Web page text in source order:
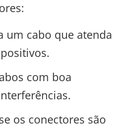
um cabo que atenda
com boa
os conectores são